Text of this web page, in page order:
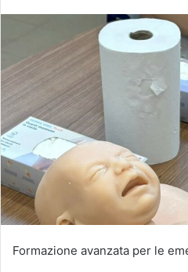
Formazione avanzata per le